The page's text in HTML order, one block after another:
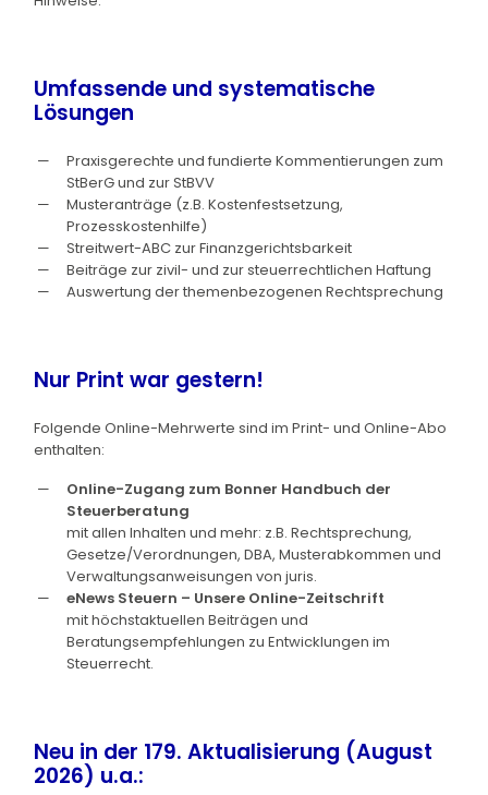
Umfassende und systematische
Lösungen
Praxisgerechte und fundierte Kommentierungen zum
StBerG und zur StBVV
Musteranträge (z.B. Kostenfestsetzung,
Prozesskostenhilfe)
Streitwert-ABC zur Finanzgerichtsbarkeit
Beiträge zur zivil- und zur steuerrechtlichen Haftung
Auswertung der themenbezogenen Rechtsprechung
Nur Print war gestern!
Folgende Online-Mehrwerte sind im Print- und Online-Abo
enthalten:
Online-Zugang zum Bonner Handbuch der
Steuerberatung
mit allen Inhalten und mehr: z.B. Rechtsprechung,
Gesetze/Verordnungen, DBA, Musterabkommen und
Verwaltungsanweisungen von juris.
eNews Steuern – Unsere Online-Zeitschrift
mit höchstaktuellen Beiträgen und
Beratungsempfehlungen zu Entwicklungen im
Steuerrecht.
Neu in der 179. Aktualisierung (August
2026) u.a.: